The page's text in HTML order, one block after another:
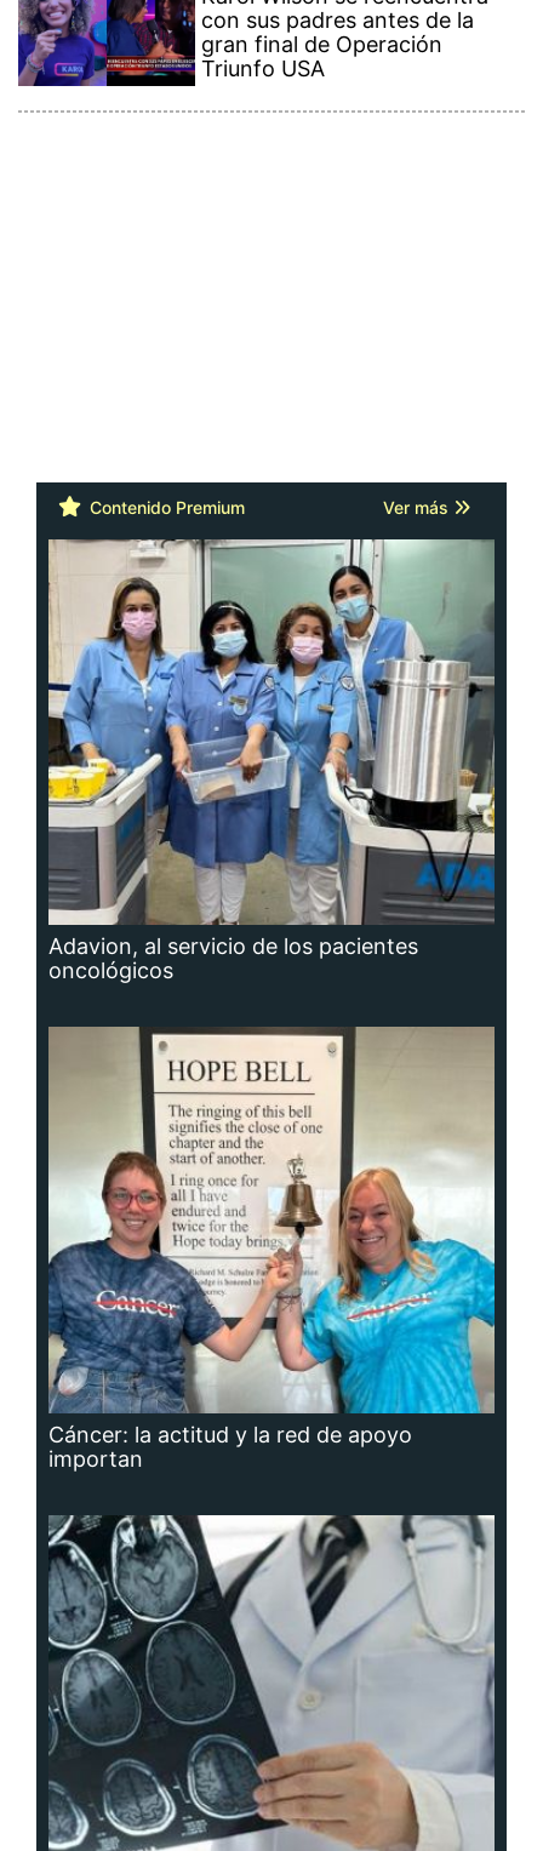
con sus padres antes de la
gran final de Operación
Triunfo USA
Contenido Premium Ver más
Adavion, al servicio de los pacientes
oncológicos
Cáncer: la actitud y la red de apoyo
importan